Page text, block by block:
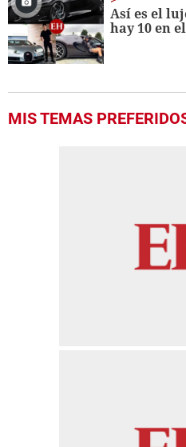
Así es el
hay 10 en
MIS TEMAS